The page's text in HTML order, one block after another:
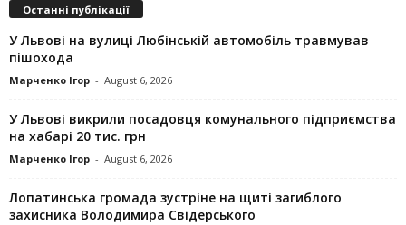
Останні публікації
У Львові на вулиці Любінській автомобіль травмував
пішохода
Марченко Ігор - August 6, 2026
У Львові викрили посадовця комунального підприємства
на хабарі 20 тис. грн
Марченко Ігор - August 6, 2026
Лопатинська громада зустріне на щиті загиблого
захисника Володимира Свідерського